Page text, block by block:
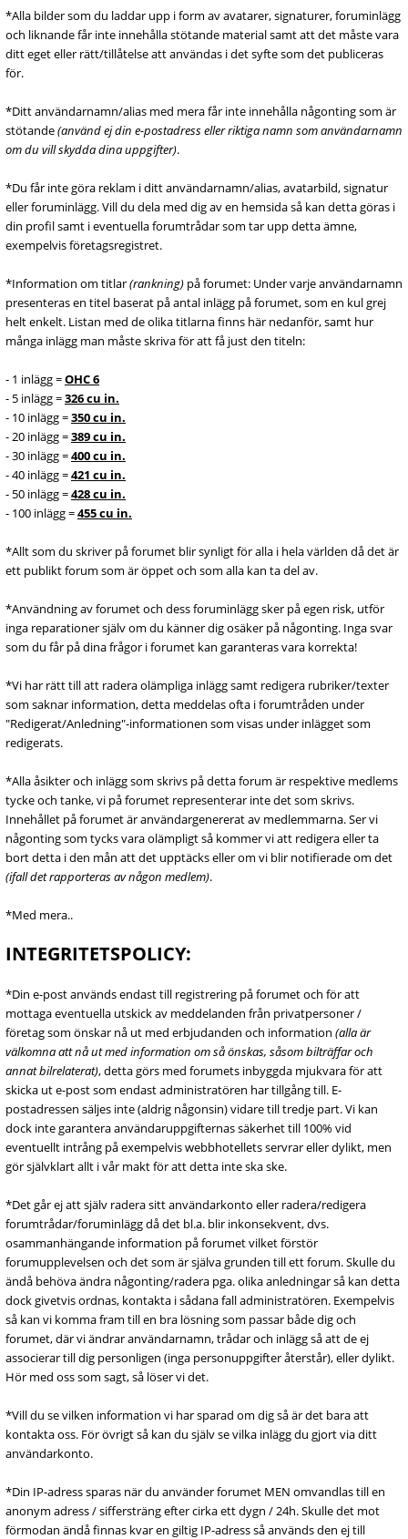
*Alla bilder som du laddar upp i form av avatarer, signaturer, foruminlägg
och liknande får inte innehålla stötande material samt att det måste vara
ditt eget eller rätt/tillåtelse att användas i det syfte som det publiceras
för.
*Ditt användarnamn/alias med mera får inte innehålla någonting som är
stötande(använd ej din e-postadress eller riktiga namn som användarnamn
om du vill skydda dina uppgifter).
*Du får inte göra reklam i ditt användarnamn/alias, avatarbild, signatur
eller foruminlägg. Vill du dela med dig av en hemsida så kan detta göras i
din profil samt i eventuella forumtrådar som tar upp detta ämne,
exempelvis företagsregistret.
*Information om titlar(rankning) på forumet: Under varje användarnamn
presenteras en titel baserat på antal inlägg på forumet, som en kul grej
helt enkelt. Listan med de olika titlarna finns här nedanför, samt hur
många inlägg man måste skriva för att få just den titeln:
- 1 inlägg =OHC 6
- 5 inlägg =326 cu in.
- 10 inlägg =350 cu in.
- 20 inlägg =389 cu in.
- 30 inlägg =400 cu in.
- 40 inlägg =421 cu in.
- 50 inlägg =428 cu in.
- 100 inlägg =455 cu in.
*Allt som du skriver på forumet blir synligt för alla i hela världen då det är
ett publikt forum som är öppet och som alla kan ta del av.
*Användning av forumet och dess foruminlägg sker på egen risk, utför
inga reparationer själv om du känner dig osäker på någonting. Inga svar
som du får på dina frågor i forumet kan garanteras vara korrekta!
*Vi har rätt till att radera olämpliga inlägg samt redigera rubriker/texter
som saknar information, detta meddelas ofta i forumtråden under
"Redigerat/Anledning"-informationen som visas under inlägget som
redigerats.
*Alla åsikter och inlägg som skrivs på detta forum är respektive medlems
tycke och tanke, vi på forumet representerar inte det som skrivs.
Innehållet på forumet är användargenererat av medlemmarna. Ser vi
någonting som tycks vara olämpligt så kommer vi att redigera eller ta
bort detta i den mån att det upptäcks eller om vi blir notifierade om det
(ifall det rapporteras av någon medlem).
*Med mera..
INTEGRITETSPOLICY:
*Din e-post används endast till registrering på forumet och för att
mottaga eventuella utskick av meddelanden från privatpersoner /
företag som önskar nå ut med erbjudanden och information (alla är
välkomna att nå ut med information om så önskas, såsom bilträffar och
annat bilrelaterat), detta görs med forumets inbyggda mjukvara för att
skicka ut e-post som endast administratören har tillgång till. E-
postadressen säljes inte (aldrig någonsin) vidare till tredje part. Vi kan
dock inte garantera användaruppgifternas säkerhet till 100% vid
eventuellt intrång på exempelvis webbhotellets servrar eller dylikt, men
gör självklart allt i vår makt för att detta inte ska ske.
*Det går ej att själv radera sitt användarkonto eller radera/redigera
forumtrådar/foruminlägg då det bl.a. blir inkonsekvent, dvs.
osammanhängande information på forumet vilket förstör
forumupplevelsen och det som är själva grunden till ett forum. Skulle du
ändå behöva ändra någonting/radera pga. olika anledningar så kan detta
dock givetvis ordnas, kontakta i sådana fall administratören. Exempelvis
så kan vi komma fram till en bra lösning som passar både dig och
forumet, där vi ändrar användarnamn, trådar och inlägg så att de ej
associerar till dig personligen (inga personuppgifter återstår), eller dylikt.
Hör med oss som sagt, så löser vi det.
*Vill du se vilken information vi har sparad om dig så är det bara att
kontakta oss. För övrigt så kan du själv se vilka inlägg du gjort via ditt
användarkonto.
*Din IP-adress sparas när du använder forumet MEN omvandlas till en
anonym adress / siffersträng efter cirka ett dygn / 24h. Skulle det mot
förmodan ändå finnas kvar en giltig IP-adress så används den ej till